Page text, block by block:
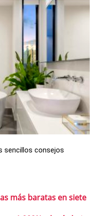
sencillos consejos
más baratas en siete